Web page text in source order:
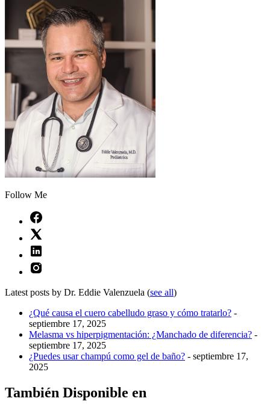
Follow Me
Latest posts by Dr. Eddie Valenzuela (see all)
¿Qué causa el cuero cabelludo graso y cómo tratarlo? -
septiembre 17, 2025
Melasma vs hiperpigmentación: ¿Manchado de diferencia? -
septiembre 17, 2025
¿Puedes usar champú como gel de baño? - septiembre 17,
2025
También Disponible en